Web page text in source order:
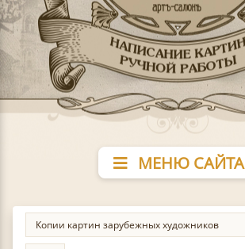
МЕНЮ САЙТА